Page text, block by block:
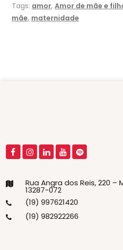
Tags: amor, Amor de mãe e
mãe, maternidade
Rua Angra dos Reis, 220 –
13287-072
(19) 997621420
(19) 982922266